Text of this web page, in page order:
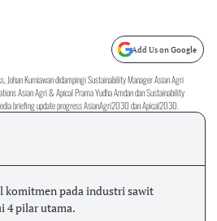
Add Us on Google
Johan Kurniawan didampingi Sustainability Manager Asian Agri
Asian Agri & Apical Prama Yudha Amdan dan Sustainability
briefing update progress AsianAgri2030 dan Apical2030.
komitmen pada industri sawit
4 pilar utama.